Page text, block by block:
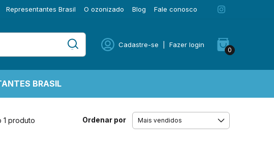
Representantes Brasil O ozonizado Blog Fale conosco
Cadastre-se Fazer login
0
BRASIL
1 produto Ordenar por